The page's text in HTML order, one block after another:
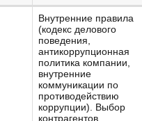
Внутренние правила
(кодекс делового
поведения,
антикоррупционная
политика компании,
внутренние
коммуникации по
противодействию
коррупции). Выбор
контрагентов